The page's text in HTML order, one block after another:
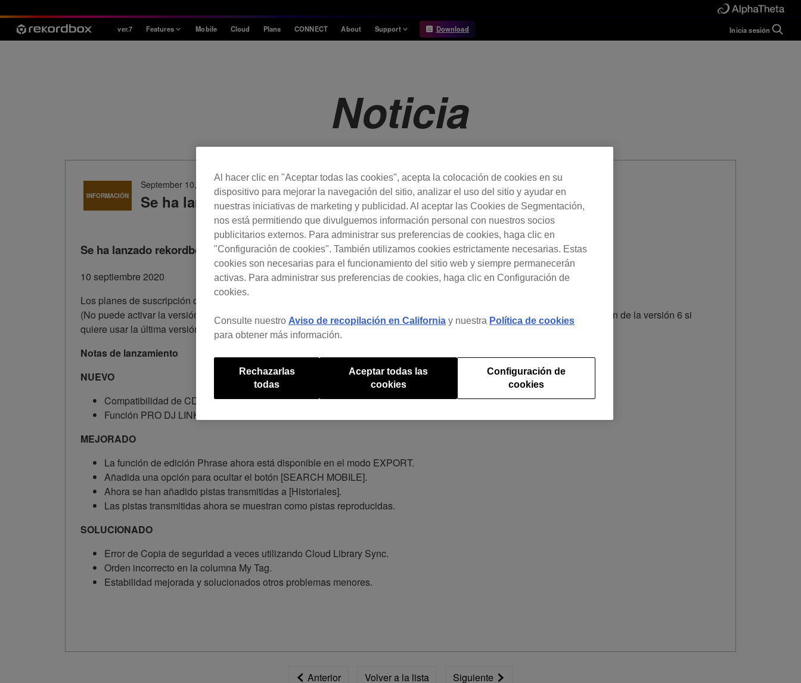
ver.7 Features Mobile Cloud Plans CONNECT About Support
Release Notes
Hardware Diagrams
Download Inicia sesión
Noticia
INFORMACIÓN
September 10, 2020
Se ha lanzado rekordbox ver. 6.1.0 .
Se ha lanzado rekordbox ver. 6.1.0 .
10 septiembre 2020
Los planes de suscripción de la versión 6 de rekordbox son diferentes.
(No puede activar la versión 6 de rekordbox con una clave de licencia de rekordbox dj . Deberá contratar un plan de suscripción de la versión 6 si
quiere usar la última versión de la aplicación.)
Notas de lanzamiento
NUEVO
Compatibilidad de CDJ-3000 añadida.
Función PRO DJ LINK LIGHTING añadida.
MEJORADO
La función de edición Phrase ahora está disponible en el modo EXPORT.
Añadida una opción para ocultar el botón [SEARCH MOBILE].
Ahora se han añadido pistas transmitidas a [Historiales].
Las pistas transmitidas ahora se muestran como pistas reproducidas.
SOLUCIONADO
Error de Copia de seguridad a veces utilizando Cloud Library Sync.
Orden incorrecto en la columna My Tag.
Estabilidad mejorada y solucionados otros problemas menores.
Anterior Volver a la lista Siguiente
Al hacer clic en "Aceptar todas las cookies", acepta la colocación de cookies en su
dispositivo para mejorar la navegación del sitio, analizar el uso del sitio y ayudar en
nuestras iniciativas de marketing y publicidad. Al aceptar las Cookies de Segmentación,
nos está permitiendo que divulguemos información personal con nuestros socios
publicitarios externos. Para administrar sus preferencias de cookies, haga clic en
"Configuración de cookies". También utilizamos cookies estrictamente necesarias. Estas
cookies son necesarias para el funcionamiento del sitio web y siempre permanecerán
activas. Para administrar sus preferencias de cookies, haga clic en Configuración de
cookies.
Consulte nuestro Aviso de recopilación en California y nuestra Política de cookies
para obtener más información.
Configuración de
cookies
Rechazarlas
todas
Aceptar todas las
cookies